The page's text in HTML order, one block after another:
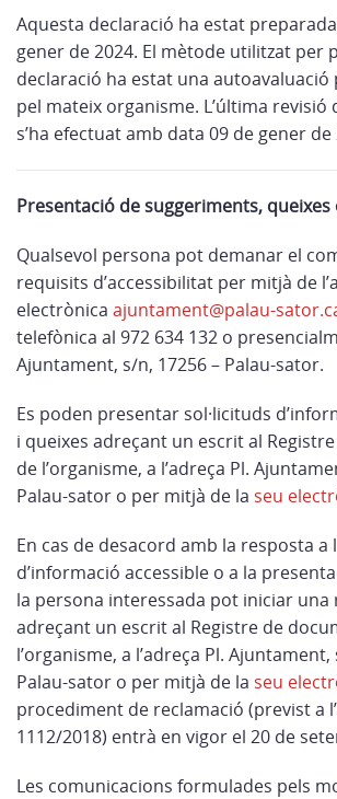
Aquesta declaració ha estat
gener de 2024. El mètode utilitzat per
declaració ha estat una
pel mateix organisme. L’última revisió
s’ha efectuat amb data 09 de gener de
Presentació de suggeriments,
Qualsevol persona pot demanar el
requisits d’accessibilitat per mitjà de
electrònica ajuntament@palau-
telefònica al 972 634 132 o
Ajuntament, s/n, 17256 – Palau-sator.
Es poden presentar sol·licituds
i queixes adreçant un escrit al
de l’organisme, a l’adreça Pl.
Palau-sator o per mitjà de la seu
En cas de desacord amb la resposta a
d’informació accessible o a la
la persona interessada pot iniciar una
adreçant un escrit al Registre de
l’organisme, a l’adreça Pl. Ajuntament,
Palau-sator o per mitjà de la seu
procediment de reclamació (previst a
1112/2018) entrà en vigor el 20 de
Les comunicacions formulades pels